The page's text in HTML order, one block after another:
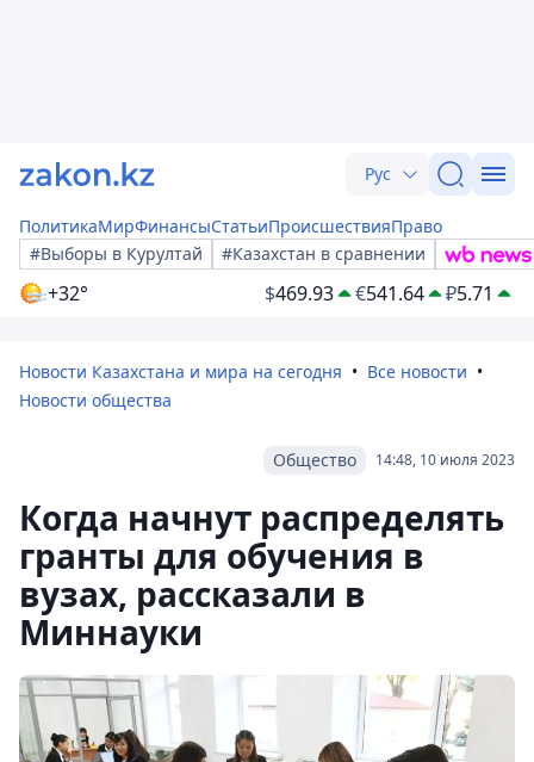
Рус
ПолитикаМирФинансыСтатьиПроисшествияПраво
#Выборы в Курултай
#Казахстан в сравнении
+32° $469.93 €541.64 ₽5.71
Новости Казахстана и мира на сегодня
Все новости
Новости общества
14:48, 10 июля 2023
Общество
Когда начнут распределять
гранты для обучения в
вузах, рассказали в
Миннауки